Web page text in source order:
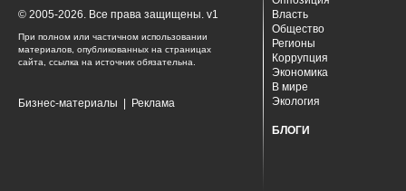
© 2005-2026. Все права защищены. v1
При полном или частичном использовании
материалов, опубликованных на страницах
сайта, ссылка на источник обязательна.
Бизнес-материалы Реклама
Власть
Общество
Регионы
Коррупция
Экономика
В мире
Экология
БЛОГИ